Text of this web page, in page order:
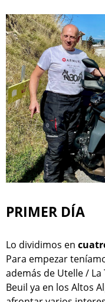
PRIMER DÍA
Lo dividimos en
Para empezar
además de Utelle /
Beuil ya en los Altos